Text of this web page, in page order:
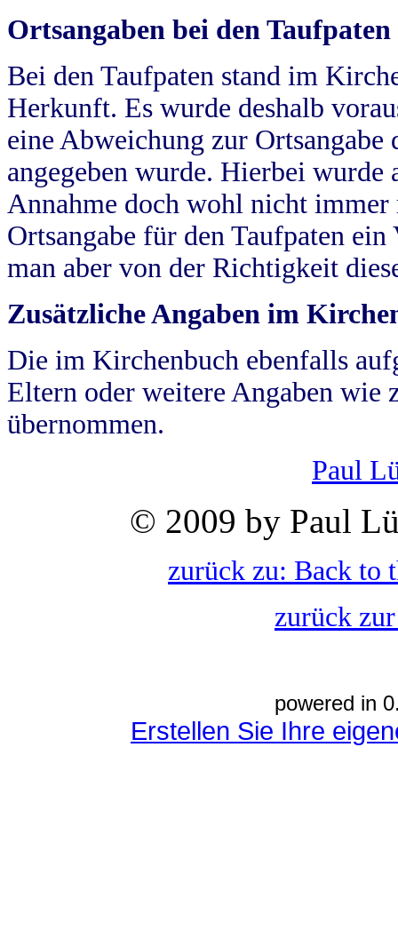
Ortsangaben bei den Taufpaten
Bei den Taufpaten stand im
Herkunft. Es wurde deshalb
eine Abweichung zur
angegeben wurde. Hierbei wurde
Annahme doch wohl nicht
Ortsangabe für den Taufpaten
man aber von der Richtigkeit
Zusätzliche Angaben im
Die im Kirchenbuch ebenfalls
Eltern oder weitere Angaben wie
übernommen.
Paul
© 2009 by Paul
zurück zu: Back to
zurück
powered in
Erstellen Sie Ihre